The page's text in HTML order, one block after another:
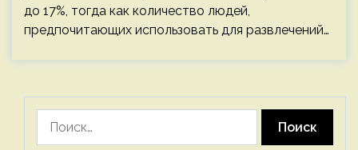
до 17%, тогда как количество людей,
предпочитающих использовать для развлечений…